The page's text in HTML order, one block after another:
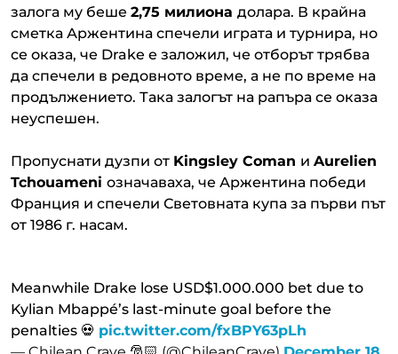
залога му беше 2,75 милиона долара. В крайна
сметка Аржентина спечели играта и турнира, но
се оказа, че Drake е заложил, че отборът трябва
да спечели в редовното време, а не по време на
продължението. Така залогът на рапъра се оказа
неуспешен.
Пропуснати дузпи от Kingsley Coman и Aurelien
Tchouameni означаваха, че Аржентина победи
Франция и спечели Световната купа за първи път
от 1986 г. насам.
Meanwhile Drake lose USD$1.000.000 bet due to
Kylian Mbappé’s last-minute goal before the
penalties 💀 pic.twitter.com/fxBPY63pLh